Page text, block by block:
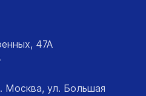
47А
Москва, ул. Большая